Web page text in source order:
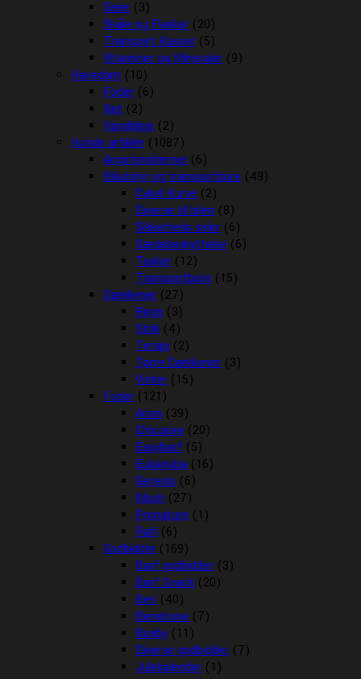
Seler (3)
Skåle og Flasker (20)
Transport Kasser (5)
Vitaminer og Mineraler (9)
Havedam (10)
Foder (6)
Net (2)
Vandpleje (2)
Hunde artikler (1087)
Angstproblemer (6)
Biludstyr og transportbure (49)
Cykel Kurve (2)
Diverse til bilen (8)
Sikkerheds seler (6)
Sædebeskyttelse (6)
Tasker (12)
Transportbure (15)
Dækkener (27)
Regn (3)
Strik (4)
Terapi (2)
Tørre Dækkener (3)
Vinter (15)
Foder (121)
Arion (39)
Chicopee (20)
Easybarf (5)
Eukanuba (16)
Genesis (6)
Mush (27)
Pronature (1)
Rafi (6)
Godbidder (169)
Barf godbidder (3)
Barf Snack (20)
Ben (40)
Benebone (7)
Boxby (11)
Diverse godbidder (7)
Julekalender (1)